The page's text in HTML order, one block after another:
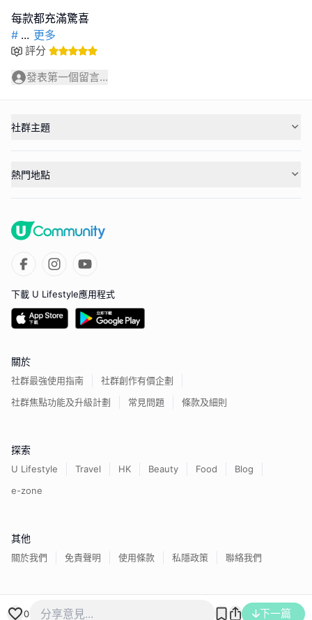
# ... 更多
評分
發表第一個留言...
0 下一篇
社群主題
熱門地點
下載 U Lifestyle應用程式
關於
社群最強使用指南
社群創作有價企劃
社群焦點功能及升級計劃
常見問題 條款及細則
探索
U Lifestyle Travel HK Beauty Food
Blog
e-zone
其他
關於我們 免責聲明 使用條款 私隱政策 聯絡我們
香港經濟日報版權所有©